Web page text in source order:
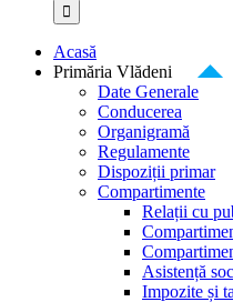
Acasă
Primăria Vlădeni
Date Generale
Conducerea
Organigramă
Regulamente
Dispoziții primar
Compartimente
Relații cu
Asistență
Impozite și